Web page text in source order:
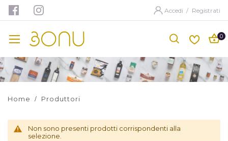
Accedi / Registrati
Home Produttori
Non sono presenti prodotti corrispondenti alla
selezione.